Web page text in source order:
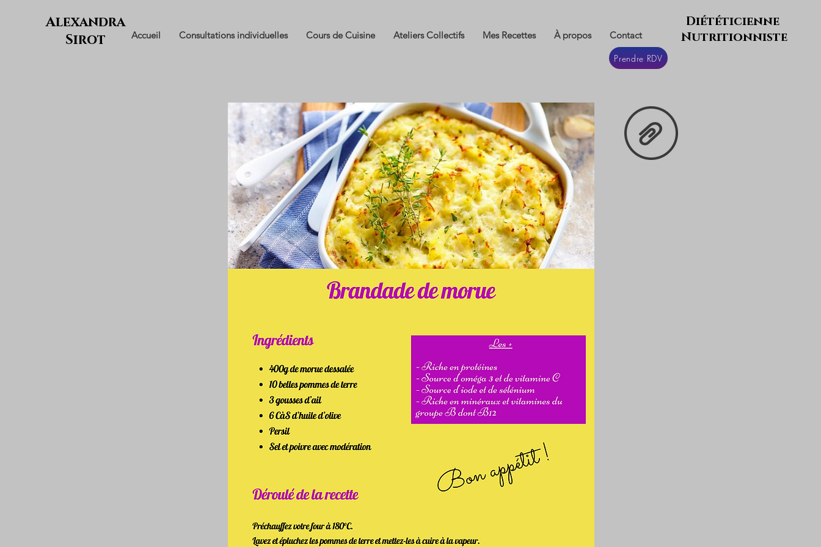
Alexandra
Sirot
Accueil Consultations individuelles Cours de Cuisine Ateliers Collectifs Mes Recettes À propos
Contact
Prendre RDV
Diététicienne
Nutritionniste